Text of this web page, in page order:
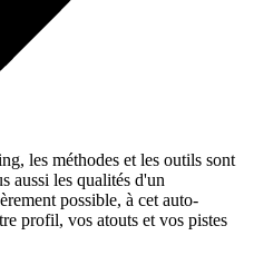
les méthodes et les outils sont
aussi les qualités d'un
possible, à cet auto-
profil, vos atouts et vos pistes